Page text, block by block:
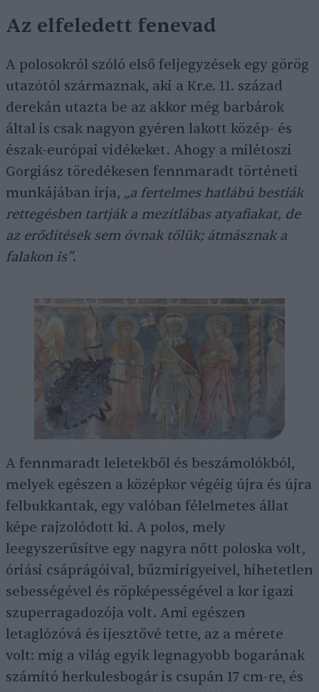
Az elfeledett fenevad
A polosokról szóló első feljegyzések egy görög
utazótól származnak, aki a Kr.e. 11. század
derekán utazta be az akkor még barbárok
által is csak nagyon gyéren lakott közép- és
észak-európai vidékeket. Ahogy a milétoszi
Gorgiász töredékesen fennmaradt történeti
munkájában írja, „a fertelmes hatlábú bestiák
rettegésben tartják a mezítlábas atyafiakat, de
az erődítések sem óvnak tőlük; átmásznak a
falakon is”.
A fennmaradt leletekből és beszámolókból,
melyek egészen a középkor végéig újra és újra
felbukkantak, egy valóban félelmetes állat
képe rajzolódott ki. A polos, mely
leegyszerűsítve egy nagyra nőtt poloska volt,
óriási csáprágóival, bűzmirigyeivel, hihetetlen
sebességével és röpképességével a kor igazi
szuperragadozója volt. Ami egészen
letaglózóvá és ijesztővé tette, az a mérete
volt: míg a világ egyik legnagyobb bogarának
számító herkulesbogár is csupán 17 cm-re, és